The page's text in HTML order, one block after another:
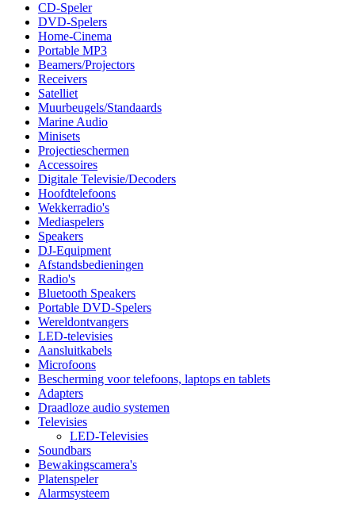
CD-Speler
DVD-Spelers
Home-Cinema
Portable MP3
Beamers/Projectors
Receivers
Satelliet
Muurbeugels/Standaards
Marine Audio
Minisets
Projectieschermen
Accessoires
Digitale Televisie/Decoders
Hoofdtelefoons
Wekkerradio's
Mediaspelers
Speakers
DJ-Equipment
Afstandsbedieningen
Radio's
Bluetooth Speakers
Portable DVD-Spelers
Wereldontvangers
LED-televisies
Aansluitkabels
Microfoons
Bescherming voor telefoons, laptops en tablets
Adapters
Draadloze audio systemen
Televisies
LED-Televisies
Soundbars
Bewakingscamera's
Platenspeler
Alarmsysteem